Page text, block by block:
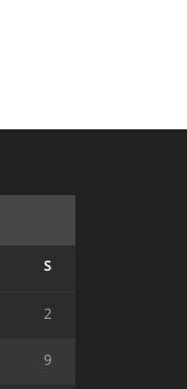
S
2
9